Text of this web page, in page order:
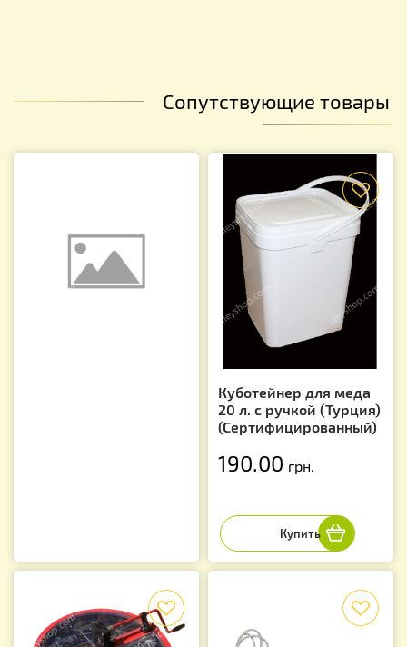
Сопутствующие товары
Куботейнер для меда
20 л. с ручкой (Турция)
(Сертифицированный)
190.00 грн.